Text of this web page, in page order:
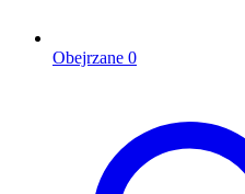
Obejrzane 0